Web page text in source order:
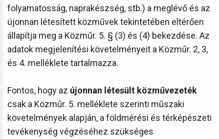
folyamatosság, naprakészség, stb.) a meglévő és az
újonnan létesített közművek tekintetében eltérően
állapítja meg a Közműr. 5. § (3) és (4) bekezdése. Az
adatok megjelenítési követelményeit a Közműr. 2, 3,
és 4. melléklete tartalmazza.
Fontos, hogy az újonnan létesült közművezeték
csak a Közműr. 5. melléklete szerinti műszaki
követelmények alapján, a földmérési és térképészeti
tevékenység végzéséhez szükséges